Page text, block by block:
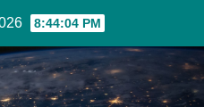
8:44:04 PM